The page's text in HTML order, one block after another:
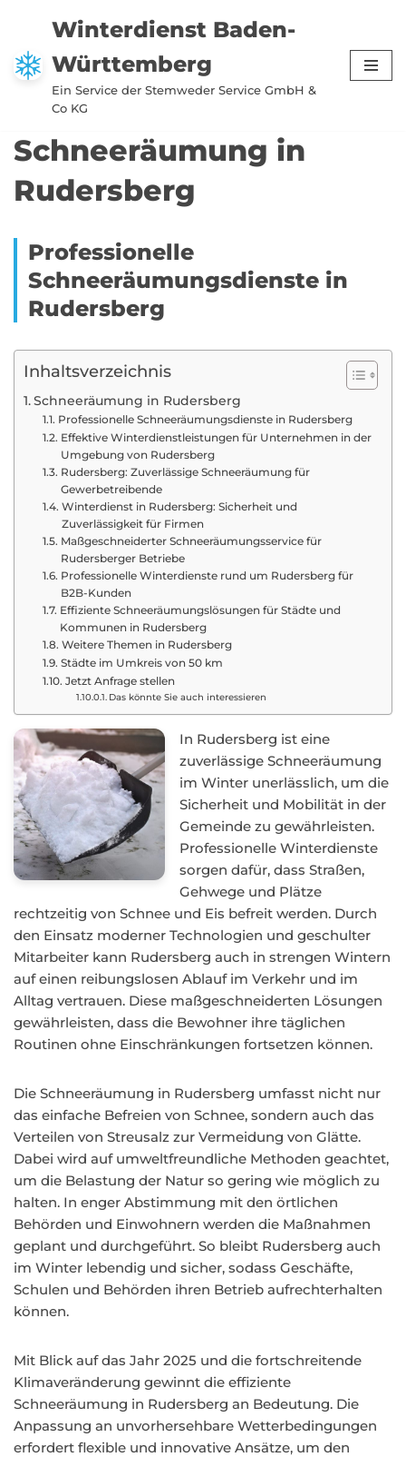
Zum
Inhalt
springen
Winterdienst Baden-
Württemberg
Ein Service der Stemweder Service GmbH &
Co KG
Schneeräumung in
Rudersberg
Professionelle
Schneeräumungsdienste in
Rudersberg
Inhaltsverzeichnis
Schneeräumung in Rudersberg
Professionelle Schneeräumungsdienste in Rudersberg
Effektive Winterdienstleistungen für Unternehmen in der
Umgebung von Rudersberg
Rudersberg: Zuverlässige Schneeräumung für
Gewerbetreibende
Winterdienst in Rudersberg: Sicherheit und
Zuverlässigkeit für Firmen
Maßgeschneiderter Schneeräumungsservice für
Rudersberger Betriebe
Professionelle Winterdienste rund um Rudersberg für
B2B-Kunden
Effiziente Schneeräumungslösungen für Städte und
Kommunen in Rudersberg
Weitere Themen in Rudersberg
Städte im Umkreis von 50 km
Jetzt Anfrage stellen
Das könnte Sie auch interessieren
In Rudersberg ist eine
zuverlässige Schneeräumung
im Winter unerlässlich, um die
Sicherheit und Mobilität in der
Gemeinde zu gewährleisten.
Professionelle Winterdienste
sorgen dafür, dass Straßen,
Gehwege und Plätze
rechtzeitig von Schnee und Eis befreit werden. Durch
den Einsatz moderner Technologien und geschulter
Mitarbeiter kann Rudersberg auch in strengen Wintern
auf einen reibungslosen Ablauf im Verkehr und im
Alltag vertrauen. Diese maßgeschneiderten Lösungen
gewährleisten, dass die Bewohner ihre täglichen
Routinen ohne Einschränkungen fortsetzen können.
Die Schneeräumung in Rudersberg umfasst nicht nur
das einfache Befreien von Schnee, sondern auch das
Verteilen von Streusalz zur Vermeidung von Glätte.
Dabei wird auf umweltfreundliche Methoden geachtet,
um die Belastung der Natur so gering wie möglich zu
halten. In enger Abstimmung mit den örtlichen
Behörden und Einwohnern werden die Maßnahmen
geplant und durchgeführt. So bleibt Rudersberg auch
im Winter lebendig und sicher, sodass Geschäfte,
Schulen und Behörden ihren Betrieb aufrechterhalten
können.
Mit Blick auf das Jahr 2025 und die fortschreitende
Klimaveränderung gewinnt die effiziente
Schneeräumung in Rudersberg an Bedeutung. Die
Anpassung an unvorhersehbare Wetterbedingungen
erfordert flexible und innovative Ansätze, um den